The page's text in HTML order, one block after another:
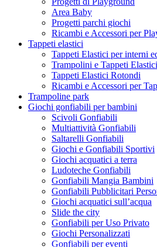
Area Baby
Progetti parchi giochi
Ricambi e Accessori per
Tappeti elastici
Tappeti Elastici per interni
Trampolini e Tappeti Elastici
Tappeti Elastici Rotondi
Ricambi e Accessori per
Trampoline park
Giochi gonfiabili per bambini
Scivoli Gonfiabili
Multiattività Gonfiabili
Saltarelli Gonfiabili
Giochi e Gonfiabili Sportivi
Giochi acquatici a terra
Ludoteche Gonfiabili
Gonfiabili Mangia Bambini
Gonfiabili Pubblicitari
Giochi acquatici sull’acqua
Slide the city
Gonfiabili per Uso Privato
Giochi Personalizzati
Gonfiabili per eventi